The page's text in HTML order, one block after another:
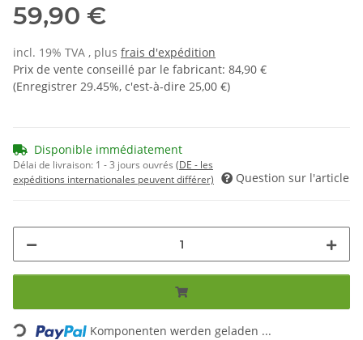
59,90 €
incl. 19% TVA , plus frais d'expédition
Prix de vente conseillé par le fabricant: 84,90 €
(Enregistrer 29.45%, c'est-à-dire 25,00 €)
Disponible immédiatement
Délai de livraison: 1 - 3 jours ouvrés (DE - les
expéditions internationales peuvent différer)
Question sur l'article
Loading... Komponenten werden geladen ...